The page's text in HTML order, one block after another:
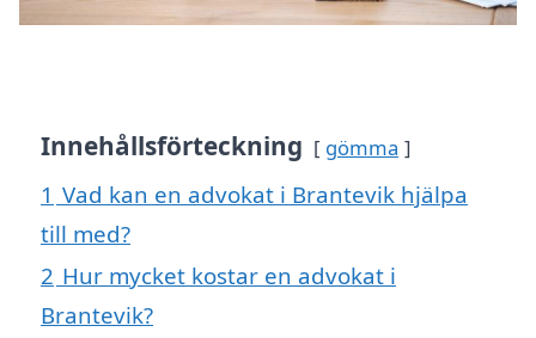
Innehållsförteckning gömma
1 Vad kan en advokat i Brantevik hjälpa
till med?
2 Hur mycket kostar en advokat i
Brantevik?